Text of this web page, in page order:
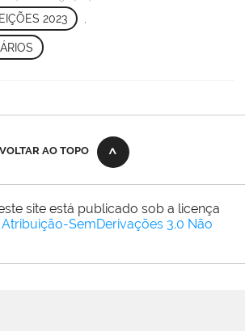
2023
VOLTAR AO TOPO
site está publicado sob a licença
SemDerivações 3.0 Não